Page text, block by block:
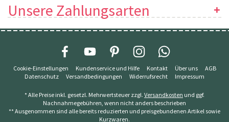
Unsere Zahlungsarten
Cookie-Einstellungen Kundenservice und Hilfe Kontakt Über uns
AGB
Datenschutz
Versandbedingungen Widerrufsrecht Impressum
* Alle Preise inkl. gesetzl. Mehrwertsteuer zzgl. Versandkosten und ggf.
Nachnahmegebühren, wenn nicht anders beschrieben
** Ausgenommen sind alle bereits reduzierten und preisgebundenen Artikel sowie
Kurzwaren.